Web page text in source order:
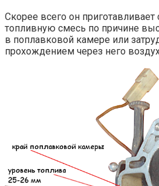
Скорее всего он
топливную смесь по причине
в поплавковой камере или
прохождением через него